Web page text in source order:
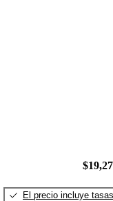
El precio incluye tasas